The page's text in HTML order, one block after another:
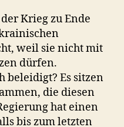
Krieg zu Ende
weil sie nicht mit
dürfen.
beleidigt? Es sitzen
die diesen
hat einen
bis zum letzten